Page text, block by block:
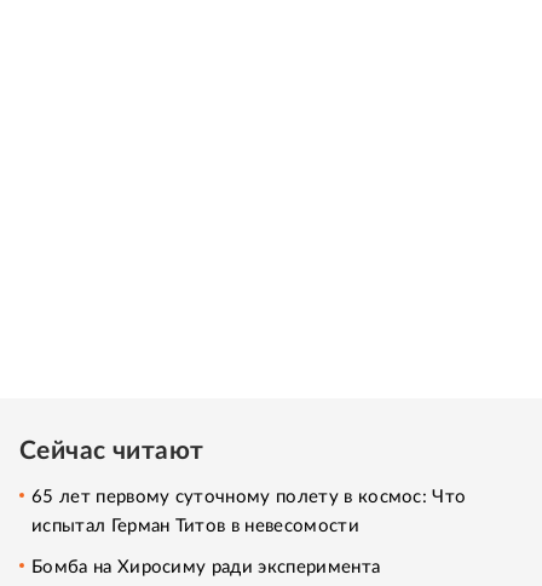
Сейчас читают
65 лет первому суточному полету в космос: Что
испытал Герман Титов в невесомости
Бомба на Хиросиму ради эксперимента